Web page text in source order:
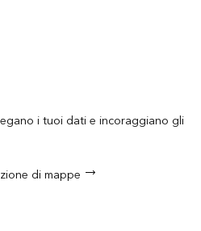
i tuoi dati e incoraggiano gli
di mappe